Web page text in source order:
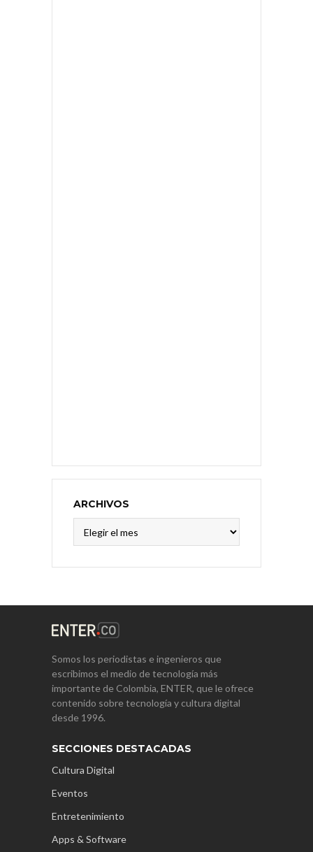
ARCHIVOS
Somos los periodistas e ingenieros que
escribimos el medio de tecnología más
importante de Colombia, ENTER, que le ofrece
contenido sobre tecnología y cultura digital
desde 1996.
SECCIONES DESTACADAS
Cultura Digital
Eventos
Entretenimiento
Apps & Software